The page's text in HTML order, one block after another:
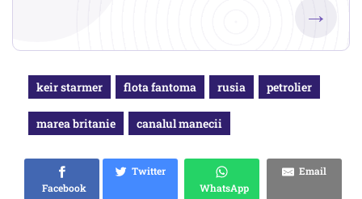
→
keir starmer flota fantoma rusia petrolier
marea britanie canalul manecii
Facebook
Twitter
WhatsApp
Email